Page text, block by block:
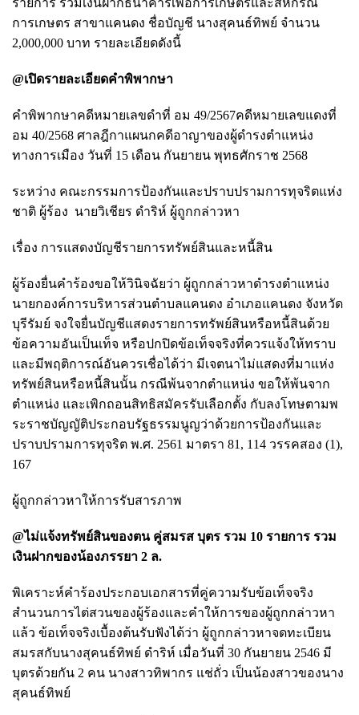
การเกษตร สาขาแคนดง ชื่อบัญชี นางสุคนธ์ทิพย์ จำนวน
2,000,000 บาท รายละเอียดดังนี้
@เปิดรายละเอียดคำพิพากษา
คำพิพากษาคดีหมายเลขดำที่ อม 49/2567คดีหมายเลขแดงที่
อม 40/2568 ศาลฎีกาแผนกคดีอาญาของผู้ดำรงตำแหน่ง
ทางการเมือง วันที่ 15 เดือน กันยายน พุทธศักราช 2568
ระหว่าง คณะกรรมการป้องกันและปราบปรามการทุจริตแห่ง
ชาติ ผู้ร้อง นายวิเชียร ดำริห์ ผู้ถูกกล่าวหา
เรื่อง การแสดงบัญชีรายการทรัพย์สินและหนี้สิน
ผู้ร้องยื่นคำร้องขอให้วินิจฉัยว่า ผู้ถูกกล่าวหาดำรงตำแหน่ง
นายกองค์การบริหารส่วนตำบลแคนดง อำเภอแคนดง จังหวัด
บุรีรัมย์ จงใจยื่นบัญชีแสดงรายการทรัพย์สินหรือหนี้สินด้วย
ข้อความอันเป็นเท็จ หรือปกปิดข้อเท็จจริงที่ควรแจ้งให้ทราบ
และมีพฤติการณ์อันควรเชื่อได้ว่า มีเจตนาไม่แสดงที่มาแห่ง
ทรัพย์สินหรือหนี้สินนั้น กรณีพ้นจากตำแหน่ง ขอให้พ้นจาก
ตำแหน่ง และเพิกถอนสิทธิสมัครรับเลือกตั้ง กับลงโทษตามพ
ระราชบัญญัติประกอบรัฐธรรมนูญว่าด้วยการป้องกันและ
ปราบปรามการทุจริต พ.ศ. 2561 มาตรา 81, 114 วรรคสอง (1),
167
ผู้ถูกกล่าวหาให้การรับสารภาพ
@ไม่แจ้งทรัพย์สินของตน คู่สมรส บุตร รวม 10 รายการ รวม
เงินฝากของน้องภรรยา 2 ล.
พิเคราะห์คำร้องประกอบเอกสารที่คู่ความรับข้อเท็จจริง
สำนวนการไต่สวนของผู้ร้องและคำให้การของผู้ถูกกล่าวหา
แล้ว ข้อเท็จจริงเบื้องต้นรับฟังได้ว่า ผู้ถูกกล่าวหาจดทะเบียน
สมรสกับนางสุคนธ์ทิพย์ ดำริห์ เมื่อวันที่ 30 กันยายน 2546 มี
บุตรด้วยกัน 2 คน นางสาวทิพากร แช่ถั่ว เป็นน้องสาวของนาง
สุคนธ์ทิพย์